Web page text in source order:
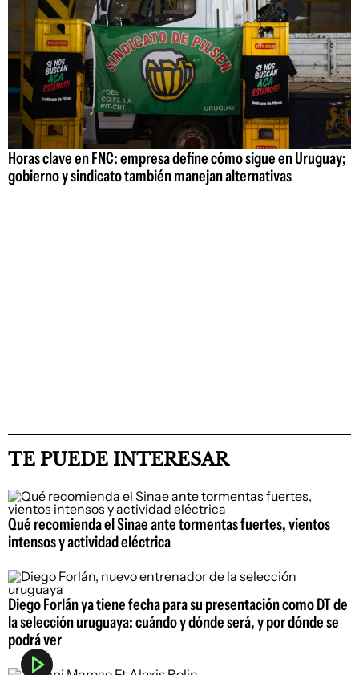
Horas clave en FNC: empresa define cómo sigue en Uruguay;
gobierno y sindicato también manejan alternativas
TE PUEDE INTERESAR
Qué recomienda el Sinae ante tormentas fuertes, vientos
intensos y actividad eléctrica
Diego Forlán ya tiene fecha para su presentación como DT de
la selección uruguaya: cuándo y dónde será, y por dónde se
podrá ver